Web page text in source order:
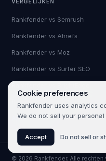
VERGELIJKEN
Rankfender vs Semrush
Rankfender vs Ahrefs
Rankfender vs Moz
Rankfender vs Surfer SEO
Rankfender vs Profound
Alles bekijken →
© 2026 Rankfender. Alle rechten
Cookie preferences
Rankfender uses analytics
We do not sell your personal
Accept Do not sell or